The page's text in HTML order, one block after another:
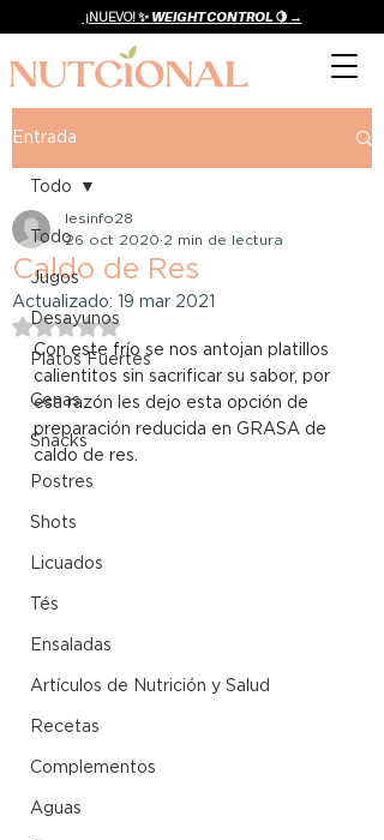
¡NUEVO! ✨ WEIGHT CONTROL 🍋 →
Entrada
Todo
Jugos
Desayunos
Platos Fuertes
Cenas
Snacks
Postres
Shots
Licuados
Tés
Ensaladas
Artículos de Nutrición y Salud
Recetas
Complementos
Aguas
Todo
Caldo de Res
lesinfo28
26 oct 2020 2 min de lectura
Actualizado: 19 mar 2021
Obtuvo NaN de 5 estrellas.
Con este frío se nos antojan platillos
calientitos sin sacrificar su sabor, por
esa razón les dejo esta opción de
preparación reducida en GRASA de
caldo de res. ⠀